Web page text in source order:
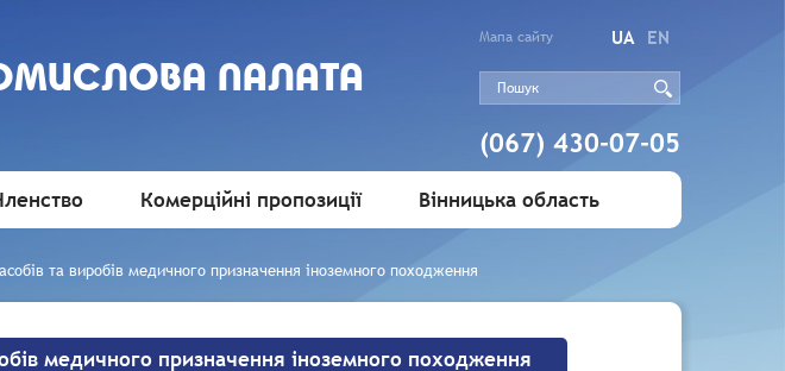
ПАЛАТА
Мапа сайту UA EN
(067) 430-07-05
Комерційні пропозиції Вінницька область
та виробів медичного призначення іноземного походження
медичного призначення іноземного походження